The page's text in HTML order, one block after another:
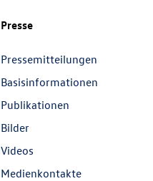
Presse
Pressemitteilungen
Basisinformationen
Publikationen
Bilder
Videos
Medienkontakte